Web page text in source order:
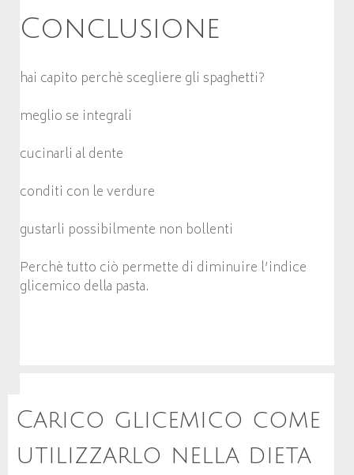
Conclusione
hai capito perchè scegliere gli spaghetti?
meglio se integrali
cucinarli al dente
conditi con le verdure
gustarli possibilmente non bollenti
Perchè tutto ciò permette di diminuire l’indice
glicemico della pasta.
Carico glicemico come
utilizzarlo nella dieta